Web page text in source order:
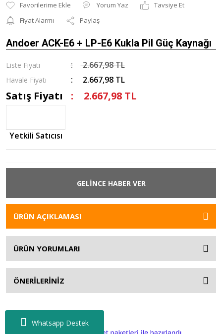
Whatsapp Destek
Yorum Yaz
Tavsiye Et
Fiyat Alarmı
Paylaş
Andoer ACK-E6 + LP-E6 Kukla Pil Güç Kaynağı
Liste Fiyatı 2.667,98 TL
Havale Fiyatı 2.667,98 TL
Satış Fiyatı 2.667,98 TL
Yetkili Satıcısı
GELİNCE HABER VER
ÜRÜN AÇIKLAMASI
ÜRÜN YORUMLARI
ÖNERİLERİNİZ